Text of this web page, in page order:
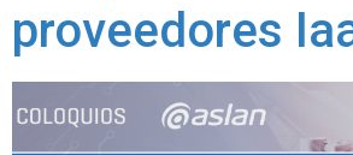
proveedores